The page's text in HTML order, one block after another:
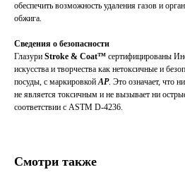
обеспечить возможность удаления газов и
обжига.
Сведения о безопасности
Глазури Stroke & Coat™ сертифицированы
искусства и творчества как нетоксичные и
посуды, с маркировкойAP. Это означает, что
не является токсичным и не вызывает ни
соответствии с ASTM D-4236.
Смотри также